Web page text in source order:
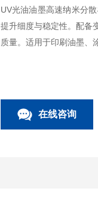
UV光油油墨高速纳米分
提升细度与稳定性。配备
质量。适用于印刷油墨、
在线咨询